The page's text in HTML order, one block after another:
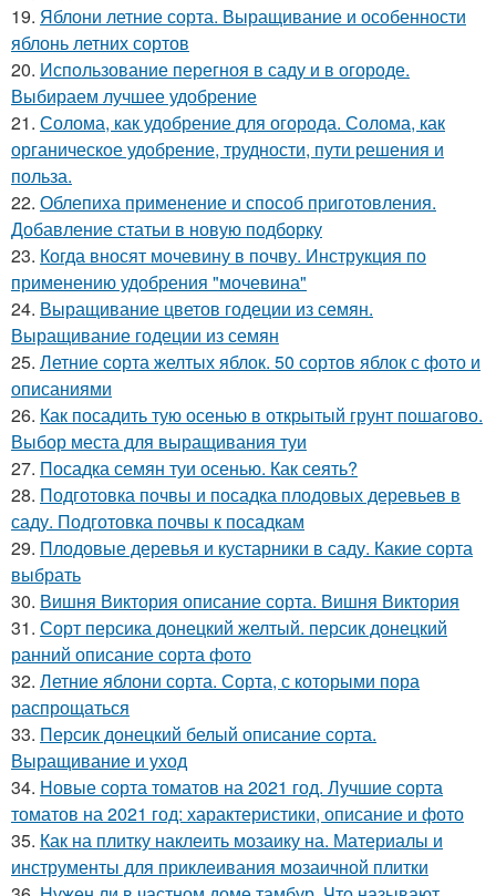
19. Яблони летние сорта. Выращивание и особенности
яблонь летних сортов
20. Использование перегноя в саду и в огороде.
Выбираем лучшее удобрение
21. Солома, как удобрение для огорода. Солома, как
органическое удобрение, трудности, пути решения и
польза.
22. Облепиха применение и способ приготовления.
Добавление статьи в новую подборку
23. Когда вносят мочевину в почву. Инструкция по
применению удобрения "мочевина"
24. Выращивание цветов годеции из семян.
Выращивание годеции из семян
25. Летние сорта желтых яблок. 50 сортов яблок с фото и
описаниями
26. Как посадить тую осенью в открытый грунт пошагово.
Выбор места для выращивания туи
27. Посадка семян туи осенью. Как сеять?
28. Подготовка почвы и посадка плодовых деревьев в
саду. Подготовка почвы к посадкам
29. Плодовые деревья и кустарники в саду. Какие сорта
выбрать
30. Вишня Виктория описание сорта. Вишня Виктория
31. Сорт персика донецкий желтый. персик донецкий
ранний описание сорта фото
32. Летние яблони сорта. Сорта, с которыми пора
распрощаться
33. Персик донецкий белый описание сорта.
Выращивание и уход
34. Новые сорта томатов на 2021 год. Лучшие сорта
томатов на 2021 год: характеристики, описание и фото
35. Как на плитку наклеить мозаику на. Материалы и
инструменты для приклеивания мозаичной плитки